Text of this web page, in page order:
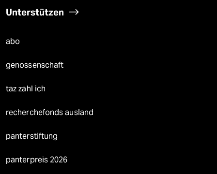
Unterstützen
abo
genossenschaft
taz zahl ich
recherchefonds ausland
panterstiftung
panterpreis 2026